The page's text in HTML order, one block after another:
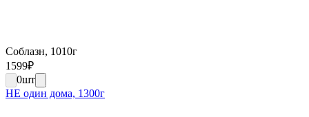
Соблазн, 1010г
1599₽
0шт
НЕ один дома, 1300г